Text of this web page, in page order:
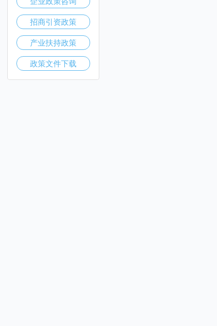
招商引资政策
产业扶持政策
政策文件下载